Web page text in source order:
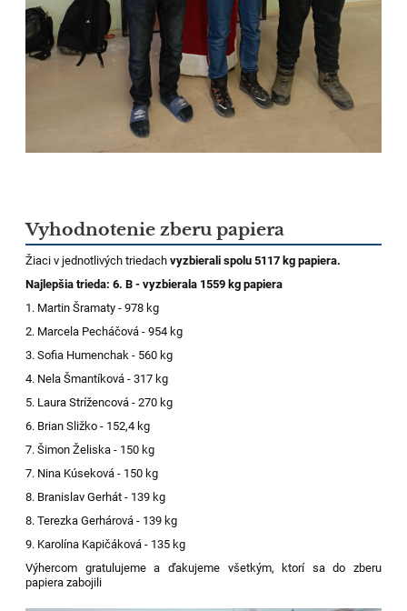
Vyhodnotenie zberu papiera
​​​​​​Žiaci v jednotlivých triedachvyzbierali spolu 5117 kg papiera.
Najlepšia trieda: 6. B - vyzbierala 1559 kg papiera
1. Martin Šramaty - 978 kg
2. Marcela Pecháčová - 954 kg
3. Sofia Humenchak - 560 kg
4. Nela Šmantíková - 317 kg
5. Laura Strížencová - 270 kg
6. Brian Sližko - 152,4 kg
7. Šimon Želiska - 150 kg
7. Nina Kúseková - 150 kg
8. Branislav Gerhát - 139 kg
8. Terezka Gerhárová - 139 kg
9. Karolína Kapičáková - 135 kg
Výhercom gratulujeme a ďakujeme všetkým, ktorí sa do zberu
papiera zabojili